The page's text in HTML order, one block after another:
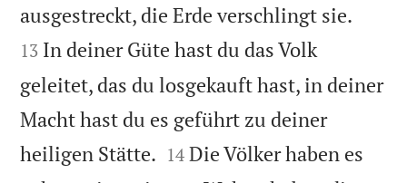
ausgestreckt, die Erde verschlingt sie.
13 In deiner Güte hast du das Volk
geleitet, das du losgekauft hast, in deiner
Macht hast du es geführt zu deiner
heiligen Stätte. 

14 Die Völker haben es